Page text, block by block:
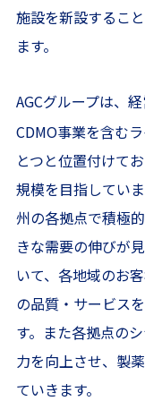
施設を新設するこ
ます。
AGCグループは、
CDMO事業を含む
とつと位置付けて
規模を目指してい
州の各拠点で積極
きな需要の伸びが
いて、各地域のお
の品質・サービス
す。また各拠点の
力を向上させ、製
ていきます。